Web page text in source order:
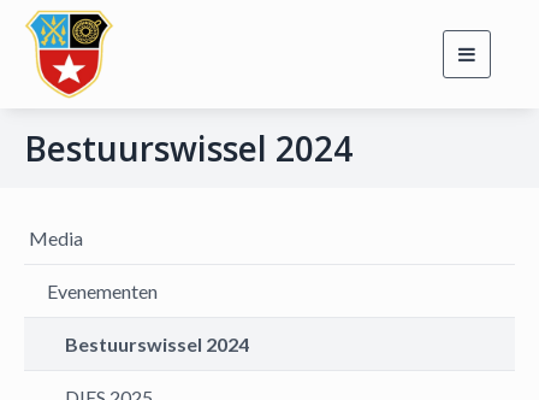
Toggle
Bestuurswissel 2024
Media
Evenementen
Bestuurswissel 2024